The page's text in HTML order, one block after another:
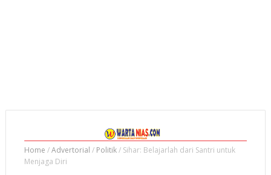
Home /Advertorial / Politik/ Sihar: Belajarlah dari Santri untuk
Menjaga Diri